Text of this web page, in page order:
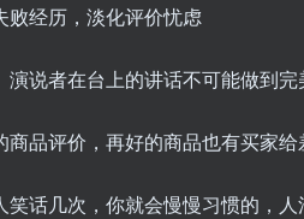
败经历，淡化评价忧虑
说者在台上的讲话不可能做到完
商品评价，再好的商品也有买家给
话几次，你就会慢慢习惯的，